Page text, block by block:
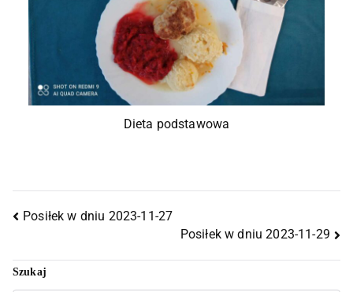
Dieta podstawowa
Posiłek w dniu 2023-11-27
Posiłek w dniu 2023-11-29
Szukaj